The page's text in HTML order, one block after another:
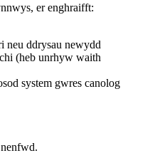
er enghraifft:
neu ddrysau newydd
(heb unrhyw waith
system gwres canolog